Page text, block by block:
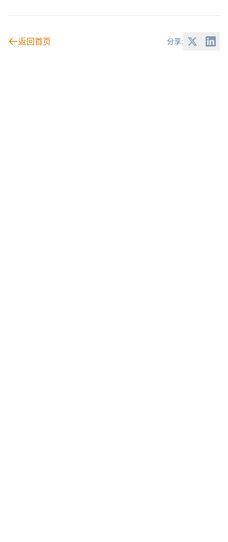
返回首页 分享: